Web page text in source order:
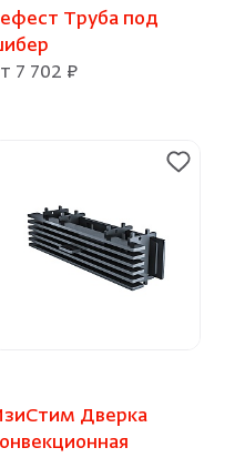
Труба под
7 702 ₽
Дверка